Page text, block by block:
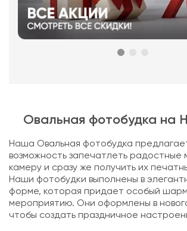
Овальная фотобудка на
Наша Овальная фотобудка
возможность запечатлеть радостные
камеру и сразу же получить их
Наши фотобудки выполнены в
форме, которая придает особый
мероприятию. Они оформлены в
чтобы создать праздничное